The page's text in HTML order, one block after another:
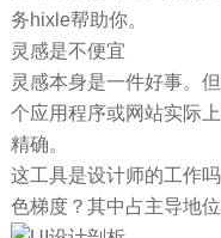
务hixle帮助你。
灵感是不便宜
灵感本身是一件好事。
个应用程序或网站实际
精确。
这工具是设计师的工作
色梯度？其中占主导地